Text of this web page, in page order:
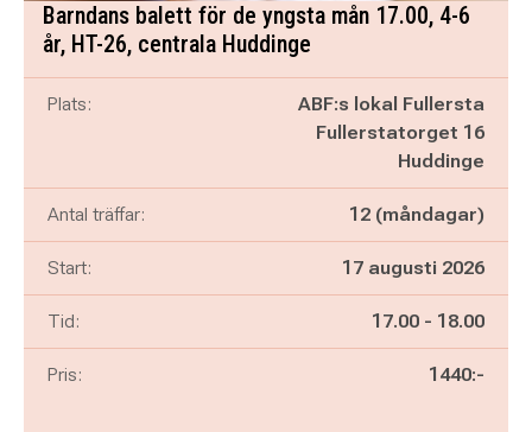
Barndans balett för de yngsta mån 17.00, 4-6
år, HT-26, centrala Huddinge
Plats:
ABF:s lokal Fullersta
Fullerstatorget 16
Huddinge
Antal träffar: 12 (måndagar)
Start: 17 augusti 2026
Tid: Pågår mellan
17.00 - och
18.00
Pris: 1440:-